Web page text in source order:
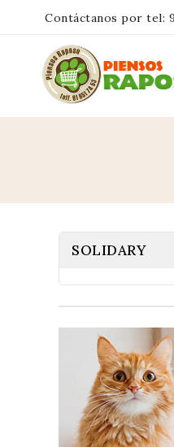
Contáctanos por tel:
SOLIDARY